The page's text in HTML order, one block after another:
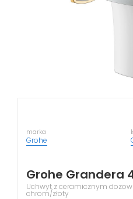
marka
Grohe
Grohe Grandera
Uchwyt z ceramicznym
chrom/złoty